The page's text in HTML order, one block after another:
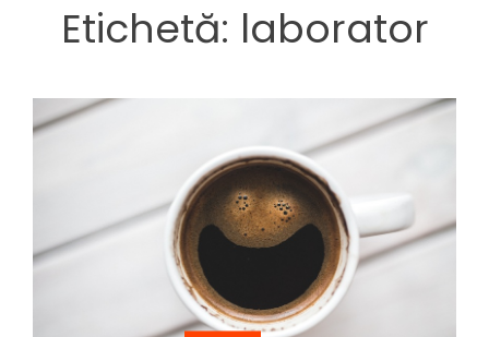
Etichetă: laborator